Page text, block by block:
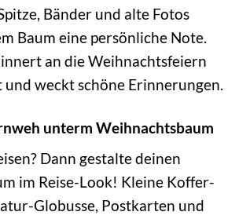
Bänder und alte Fotos
Baum eine persönliche Note.
an die Weihnachtsfeiern
weckt schöne Erinnerungen.
unterm Weihnachtsbaum
Dann gestalte deinen
im Reise-Look! Kleine Koffer-
Globusse, Postkarten und